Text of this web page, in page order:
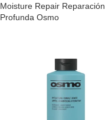
Moisture Repair Reparación
Profunda Osmo